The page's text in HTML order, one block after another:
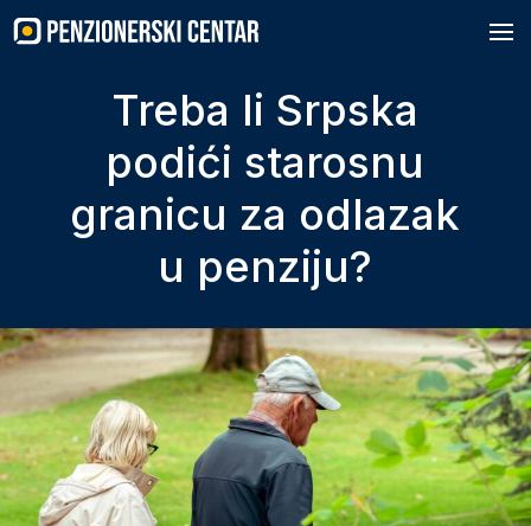
to
content
Treba li Srpska
podići starosnu
granicu za odlazak
u penziju?